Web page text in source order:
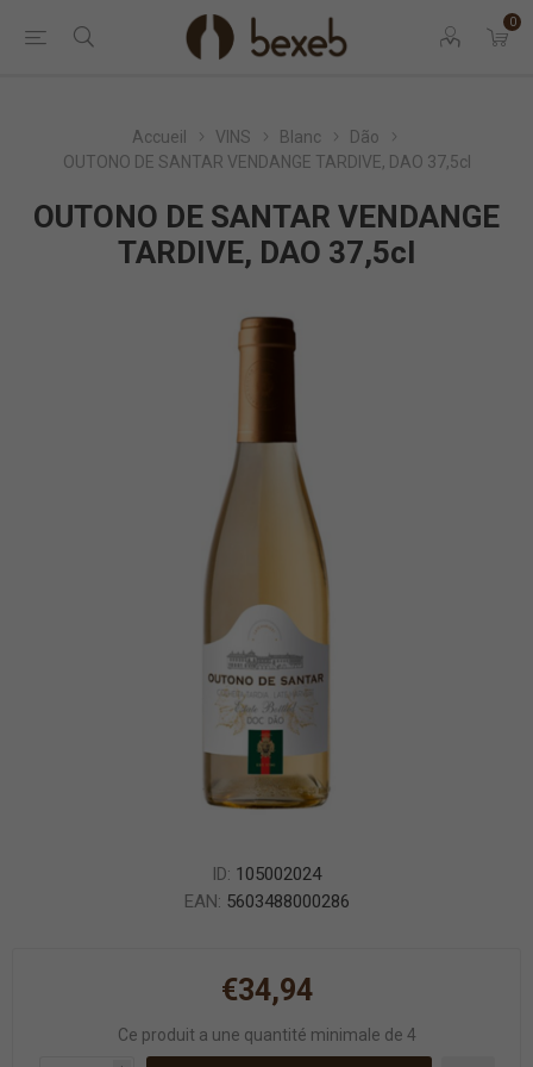
0
Accueil VINS Blanc
Dão
OUTONO DE SANTAR VENDANGE TARDIVE, DAO 37,5cl
OUTONO DE SANTAR VENDANGE
TARDIVE, DAO 37,5cl
ID: 105002024
EAN: 5603488000286
€34,94
Ce produit a une quantité minimale de 4